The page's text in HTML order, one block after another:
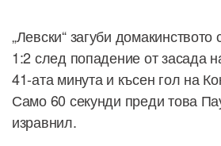
„Левски“ загуби
1:2 след попадение от засада
41-ата минута и късен гол на
Само 60 секунди преди това
изравнил.